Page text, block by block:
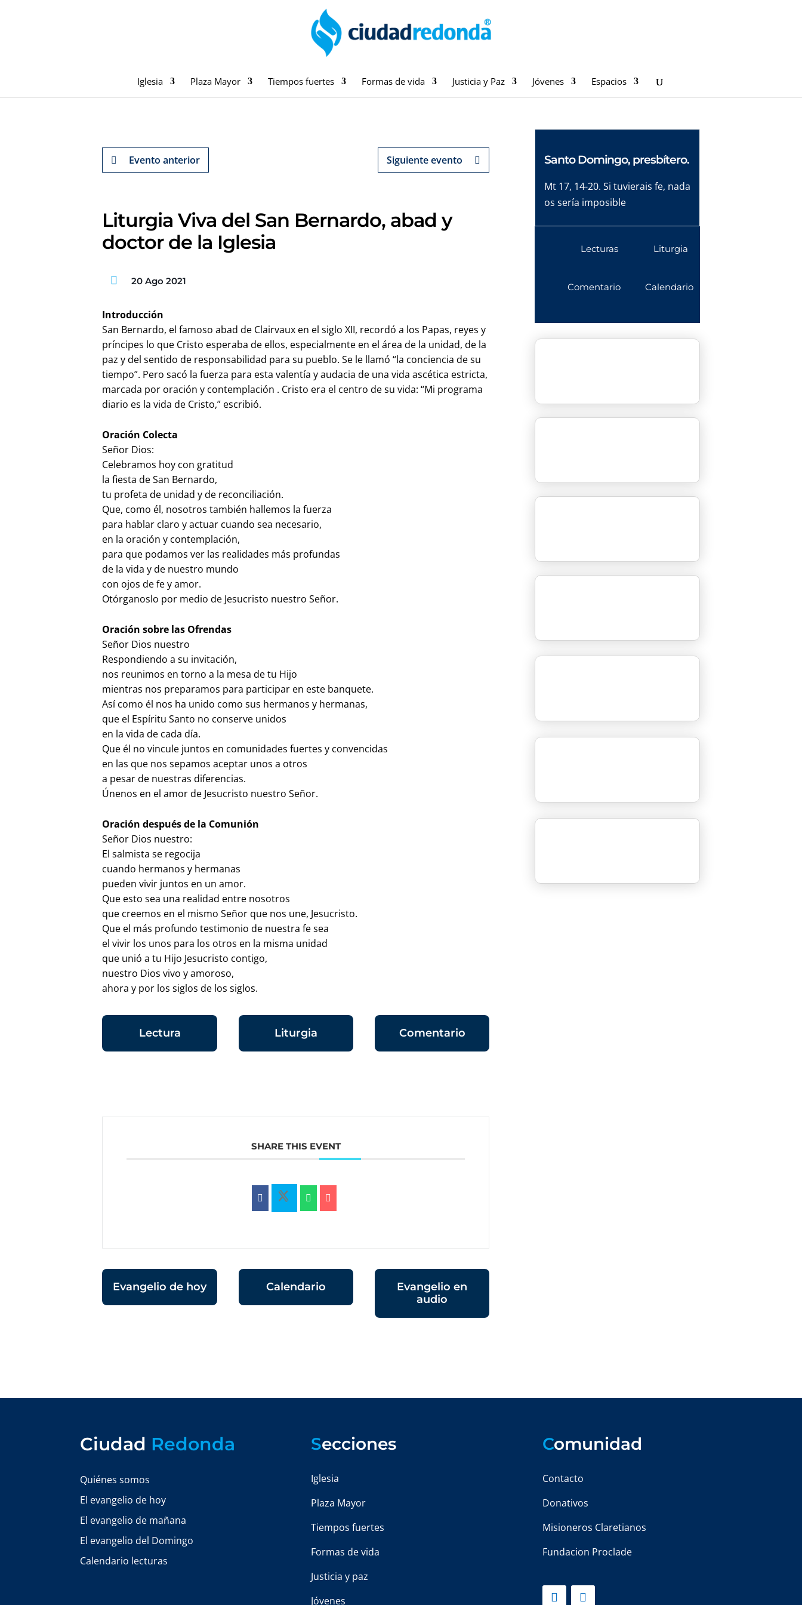
Iglesia Plaza Mayor Tiempos fuertes Formas de vida Justicia y Paz Jóvenes Espacios
Evento anterior Siguiente evento
Liturgia Viva del San Bernardo, abad y
doctor de la Iglesia
20 Ago 2021
Introducción
San Bernardo, el famoso abad de Clairvaux en el siglo XII, recordó a los Papas, reyes y
príncipes lo que Cristo esperaba de ellos, especialmente en el área de la unidad, de la
paz y del sentido de responsabilidad para su pueblo. Se le llamó “la conciencia de su
tiempo”. Pero sacó la fuerza para esta valentía y audacia de una vida ascética estricta,
marcada por oración y contemplación . Cristo era el centro de su vida: “Mi programa
diario es la vida de Cristo,” escribió.
Oración Colecta
Señor Dios:
Celebramos hoy con gratitud
la fiesta de San Bernardo,
tu profeta de unidad y de reconciliación.
Que, como él, nosotros también hallemos la fuerza
para hablar claro y actuar cuando sea necesario,
en la oración y contemplación,
para que podamos ver las realidades más profundas
de la vida y de nuestro mundo
con ojos de fe y amor.
Otórganoslo por medio de Jesucristo nuestro Señor.
Oración sobre las Ofrendas
Señor Dios nuestro
Respondiendo a su invitación,
nos reunimos en torno a la mesa de tu Hijo
mientras nos preparamos para participar en este banquete.
Así como él nos ha unido como sus hermanos y hermanas,
que el Espíritu Santo no conserve unidos
en la vida de cada día.
Que él no vincule juntos en comunidades fuertes y convencidas
en las que nos sepamos aceptar unos a otros
a pesar de nuestras diferencias.
Únenos en el amor de Jesucristo nuestro Señor.
Oración después de la Comunión
Señor Dios nuestro:
El salmista se regocija
cuando hermanos y hermanas
pueden vivir juntos en un amor.
Que esto sea una realidad entre nosotros
que creemos en el mismo Señor que nos une, Jesucristo.
Que el más profundo testimonio de nuestra fe sea
el vivir los unos para los otros en la misma unidad
que unió a tu Hijo Jesucristo contigo,
nuestro Dios vivo y amoroso,
ahora y por los siglos de los siglos.
Lectura Liturgia Comentario
SHARE THIS EVENT
Evangelio de hoy Calendario
Evangelio en
audio
Santo Domingo, presbítero.
Mt 17, 14-20. Si tuvierais fe, nada
os sería imposible
Lecturas
Comentario
Liturgia
Calendario
Ciudad Redonda
Quiénes somos
El evangelio de hoy
El evangelio de mañana
El evangelio del Domingo
Calendario lecturas
Secciones
Iglesia
Plaza Mayor
Tiempos fuertes
Formas de vida
Justicia y paz
Jóvenes
Comunidad
Contacto
Donativos
Misioneros Claretianos
Fundacion Proclade